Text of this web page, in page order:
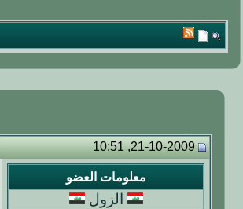
21-10-2009, 10:51
معلومات العضو
الزول